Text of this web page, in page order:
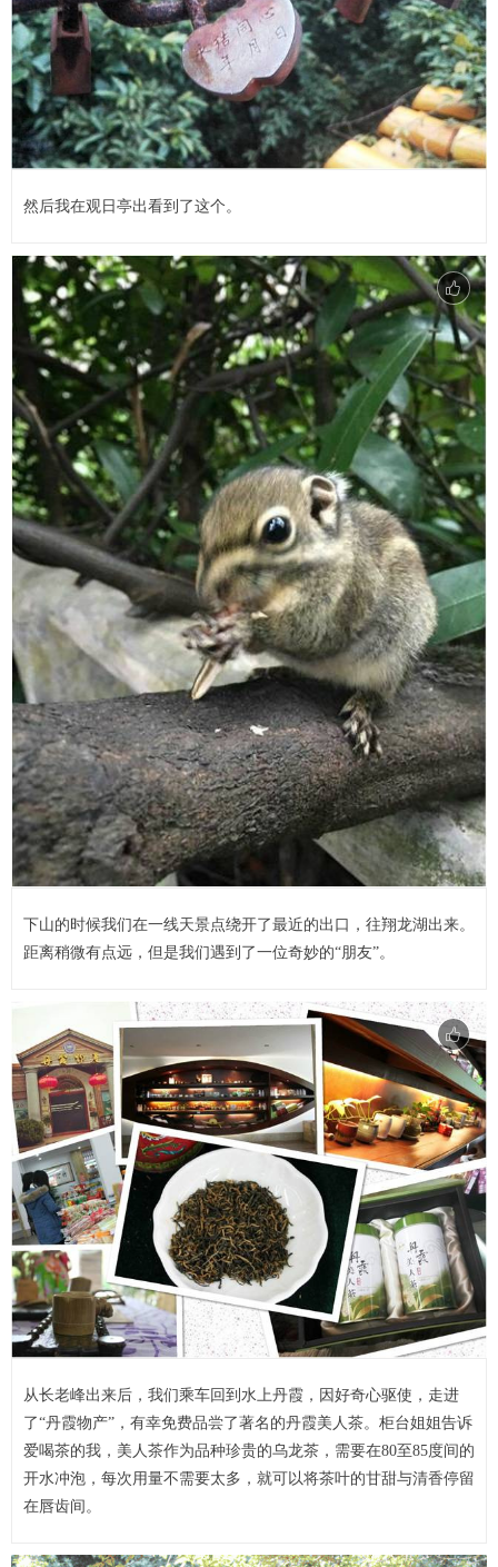
然后我在观日亭出看到了这个。
下山的时候我们在一线天景点绕开了最近的出口，往翔龙湖出来。
距离稍微有点远，但是我们遇到了一位奇妙的“朋友”。
从长老峰出来后，我们乘车回到水上丹霞，因好奇心驱使，走进
了“丹霞物产”，有幸免费品尝了著名的丹霞美人茶。柜台姐姐告诉
爱喝茶的我，美人茶作为品种珍贵的乌龙茶，需要在80至85度间的
开水冲泡，每次用量不需要太多，就可以将茶叶的甘甜与清香停留
在唇齿间。